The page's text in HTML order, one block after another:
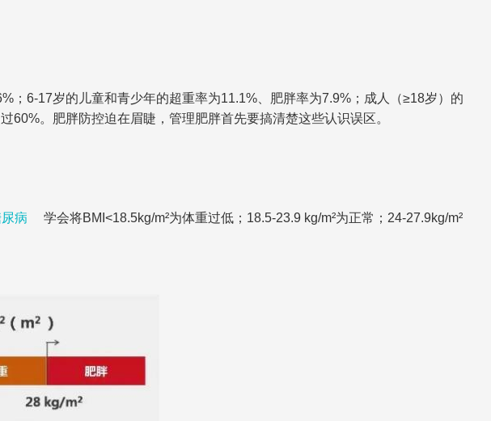
；6-17岁的儿童和青少年的超重率为11.1%、肥胖率为7.9%；成人（≥18岁）的
。肥胖防控迫在眉睫，管理肥胖首先要搞清楚这些认识误区。
病
学会将BMI<18.5kg/m²为体重过低；18.5-23.9 kg/m²为正常；24-27.9kg/m²